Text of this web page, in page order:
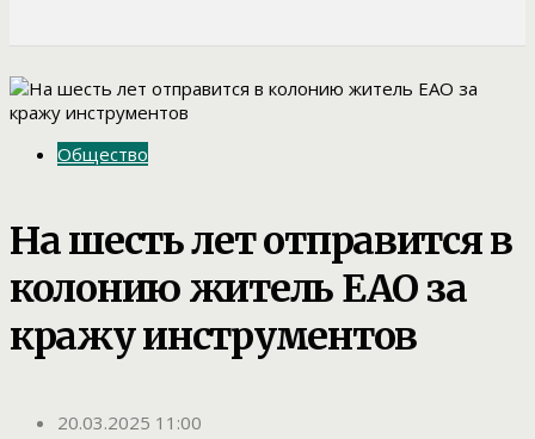
Общество
На шесть лет отправится в
колонию житель ЕАО за
кражу инструментов
20.03.2025 11:00